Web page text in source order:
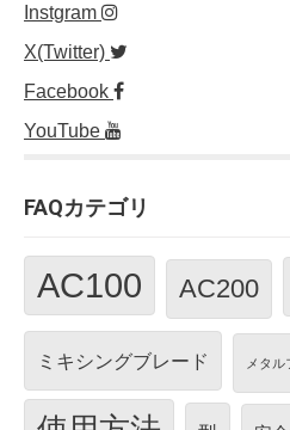
Instgram
X(Twitter)
Facebook
YouTube
FAQカテゴリ
AC100 AC200
ミキシングブレード メタル